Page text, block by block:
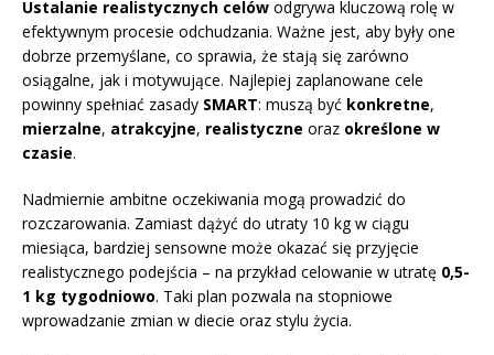
Ustalanie realistycznych celów odgrywa kluczową rolę w
efektywnym procesie odchudzania. Ważne jest, aby były one
dobrze przemyślane, co sprawia, że stają się zarówno
osiągalne, jak i motywujące. Najlepiej zaplanowane cele
powinny spełniać zasady SMART: muszą być konkretne,
mierzalne, atrakcyjne, realistyczne oraz określone w
czasie.
Nadmiernie ambitne oczekiwania mogą prowadzić do
rozczarowania. Zamiast dążyć do utraty 10 kg w ciągu
miesiąca, bardziej sensowne może okazać się przyjęcie
realistycznego podejścia – na przykład celowanie w utratę 0,5-
1 kg tygodniowo. Taki plan pozwala na stopniowe
wprowadzanie zmian w diecie oraz stylu życia.